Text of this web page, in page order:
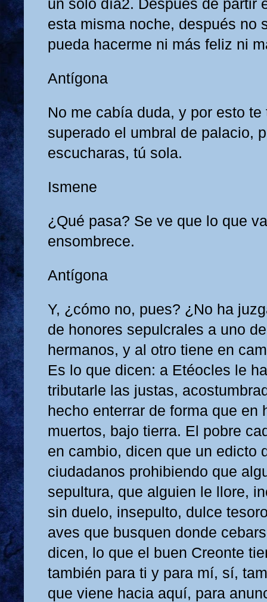
un solo día2. Después de partir
esta misma noche, después no
pueda hacerme ni más feliz ni
Antígona
No me cabía duda, y por esto te
superado el umbral de palacio,
escucharas, tú sola.
Ismene
¿Qué pasa? Se ve que lo que
ensombrece.
Antígona
Y, ¿cómo no, pues? ¿No ha
de honores sepulcrales a uno
hermanos, y al otro tiene en
Es lo que dicen: a Etéocles le
tributarle las justas,
hecho enterrar de forma que en
muertos, bajo tierra. El pobre
en cambio, dicen que un edicto
ciudadanos prohibiendo que
sepultura, que alguien le llore,
sin duelo, insepulto, dulce
aves que busquen donde
dicen, lo que el buen Creonte
también para ti y para mí, sí,
que viene hacia aquí, para